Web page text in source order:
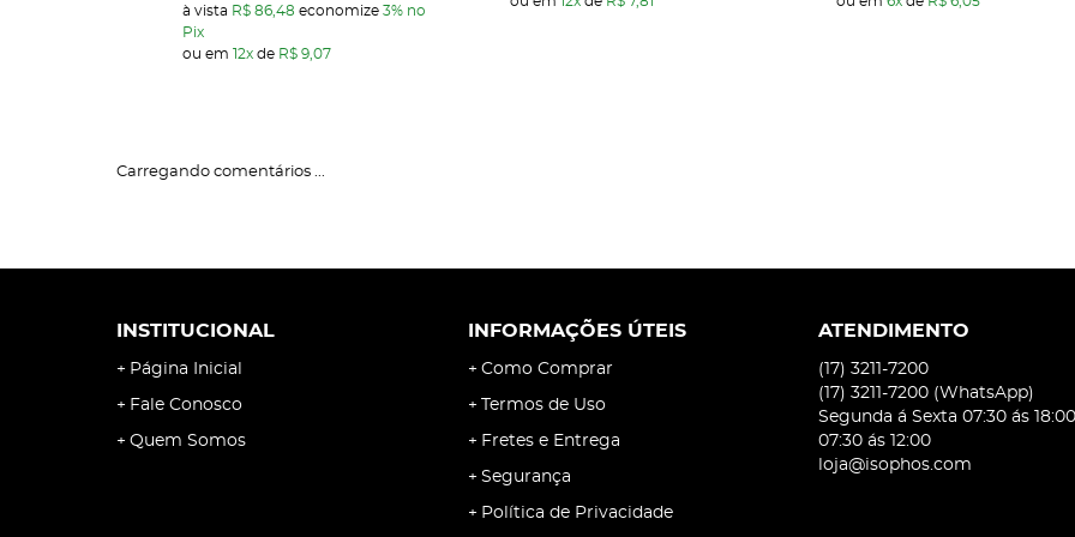
à vista R$ 86,48 economize 3% no
Pix
ou em 12x de R$ 9,07
Carregando comentários ...
INSTITUCIONAL
Página Inicial
Fale Conosco
Quem Somos
INFORMAÇÕES ÚTEIS
Como Comprar
Termos de Uso
Fretes e Entrega
Segurança
Política de Privacidade
ATENDIMENTO
(17) 3211-7200
(17) 3211-7200 (WhatsApp)
Segunda á Sexta 07:30 ás
07:30 ás 12:00
loja@isophos.com